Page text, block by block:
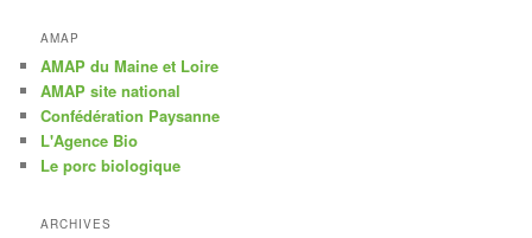
AMAP
AMAP du Maine et Loire
AMAP site national
Confédération Paysanne
L'Agence Bio
Le porc biologique
ARCHIVES